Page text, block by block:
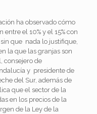
ha observado cómo
el 10% y el 15% con
que nada lo justifique,
la que las granjas son
consejero de
y presidente de
del Sur, además de
que el sector de la
en los precios de la
de la Ley de la